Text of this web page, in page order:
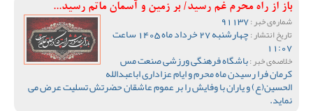
باز از راه محرم غم رسید/ بر زمین و آسمان ماتم رسید...
شماره‌ی خبر :
تاریخ انتشار : چهارشنبه 27 خرداد ماه 1405 ساعت
11:07
خلاصه‌ی خبر :باشگاه فرهنگی ورزشی صنعت مس
کرمان فرا رسیدن ماه محرم و ایام عزاداری اباعبدالله
الحسین(ع) و یاران با وفایش را بر عموم عاشقان حضرتش تسلیت عرض می
نماید.